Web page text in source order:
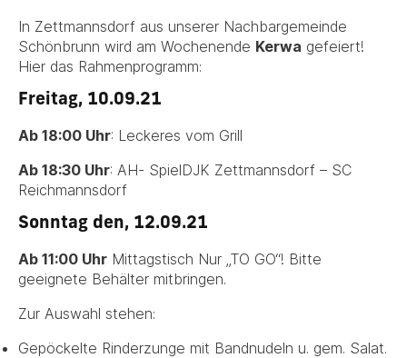
In Zettmannsdorf aus unserer Nachbargemeinde
Schönbrunn wird am Wochenende Kerwa gefeiert!
Hier das Rahmenprogramm:
Freitag, 10.09.21
Ab 18:00 Uhr: Leckeres vom Grill
Ab 18:30 Uhr: AH- SpielDJK Zettmannsdorf – SC
Reichmannsdorf
Sonntag den, 12.09.21
Ab 11:00 Uhr Mittagstisch Nur „TO GO“! Bitte
geeignete Behälter mitbringen.
Zur Auswahl stehen:
Gepöckelte Rinderzunge mit Bandnudeln u. gem. Salat.